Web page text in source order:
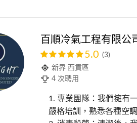
百順冷氣工程有限公
5.0 (3)
新界 西貢區
4 次聘用
1. 專業團隊：我們擁有
嚴格培訓，熟悉各種空